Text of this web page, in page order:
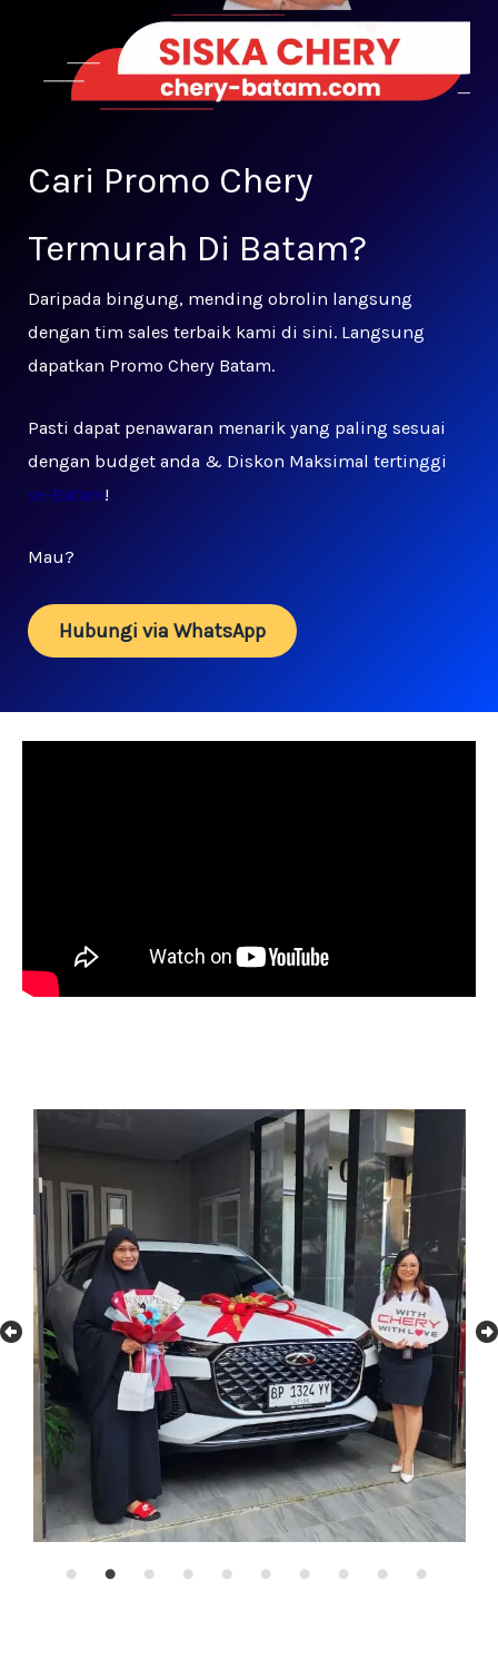
Cari Promo Chery
Termurah Di Batam?
Daripada bingung, mending obrolin langsung
dengan tim sales terbaik kami di sini. Langsung
dapatkan Promo Chery Batam.
Pasti dapat penawaran menarik yang paling sesuai
dengan budget anda & Diskon Maksimal tertinggi
se-Batam!
Mau?
Hubungi via WhatsApp